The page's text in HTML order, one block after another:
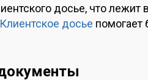
досье, что лежит
досье помогает